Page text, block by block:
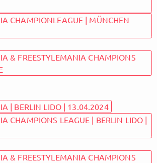
TAKEOVER here!
Posts Guestbook Shop
CHAMPIONLEAGUE | MÜNCHEN
& FREESTYLEMANIA CHAMPIONS
| BERLIN LIDO | 13.04.2024
CHAMPIONS LEAGUE | BERLIN LIDO |
& FREESTYLEMANIA CHAMPIONS